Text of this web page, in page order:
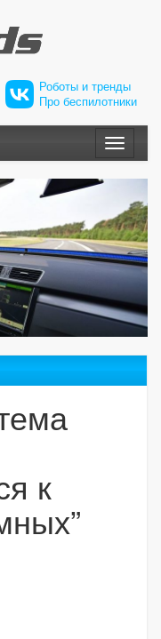
Роботы и тренды
Про беспилотники
Меню
к